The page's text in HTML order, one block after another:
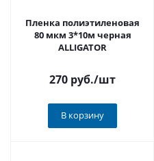
Пленка полиэтиленовая
80 мкм 3*10м черная
ALLIGATOR
270 руб./шт
В корзину